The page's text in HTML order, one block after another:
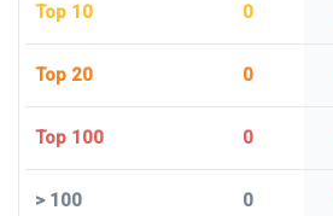
Top 10 0
Top 20 0
Top 100 0
>100 0